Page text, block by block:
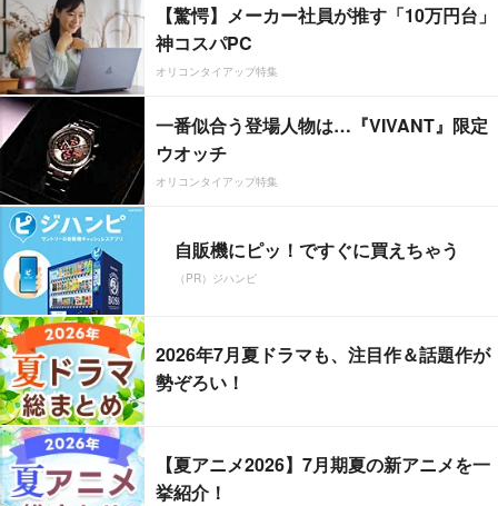
【驚愕】メーカー社員が推す「10万円台」
神コスパPC
オリコンタイアップ特集
一番似合う登場人物は…『VIVANT』限定
ウオッチ
オリコンタイアップ特集
自販機にピッ！ですぐに買えちゃう
（PR）ジハンピ
2026年7月夏ドラマも、注目作＆話題作が
勢ぞろい！
【夏アニメ2026】7月期夏の新アニメを一
挙紹介！